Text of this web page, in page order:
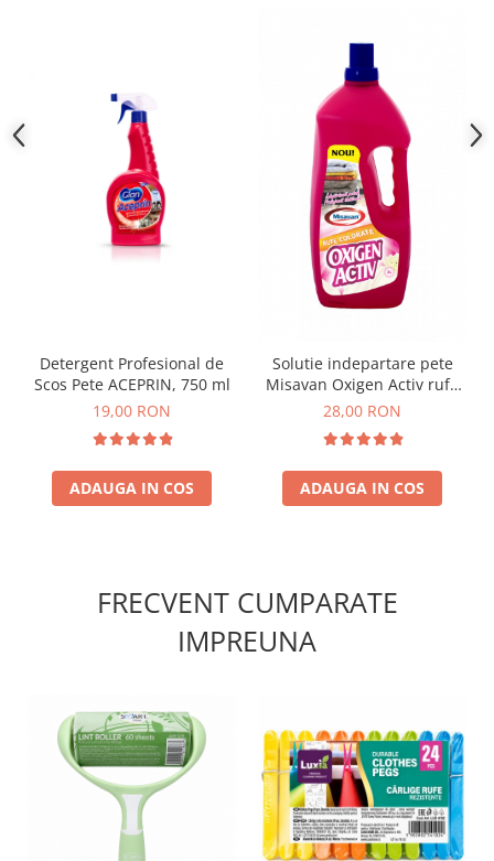
Detergent Profesional de
Scos Pete ACEPRIN, 750 ml
19,00 RON
ADAUGA IN COS
Solutie indepartare pete
Misavan Oxigen Activ rufe
colorate 2l
28,00 RON
ADAUGA IN COS
FRECVENT CUMPARATE
IMPREUNA